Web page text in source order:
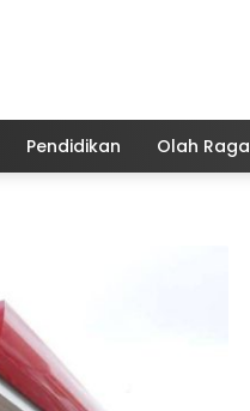
Pendidikan Olah Raga